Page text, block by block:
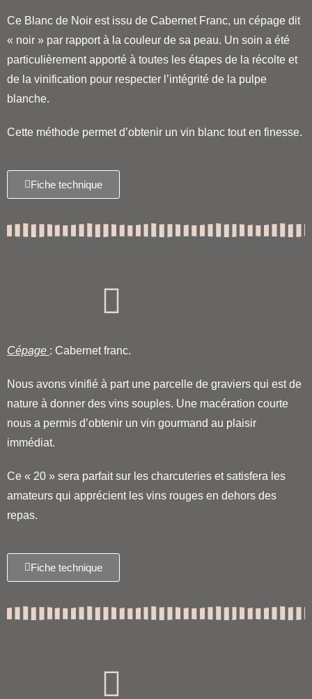
Ce Blanc de Noir est issu de Cabernet Franc, un cépage dit
« noir » par rapport à la couleur de sa peau. Un soin a été
particulièrement apporté à toutes les étapes de la récolte et
de la vinification pour respecter l’intégrité de la pulpe
blanche.
Cette méthode permet d’obtenir un vin blanc tout en finesse.
Fiche technique
Cépage : Cabernet franc.
Nous avons vinifié à part une parcelle de graviers qui est de
nature à donner des vins souples. Une macération courte
nous a permis d’obtenir un vin gourmand au plaisir
immédiat.
Ce « 20 » sera parfait sur les charcuteries et satisfera les
amateurs qui apprécient les vins rouges en dehors des
repas.
Fiche technique